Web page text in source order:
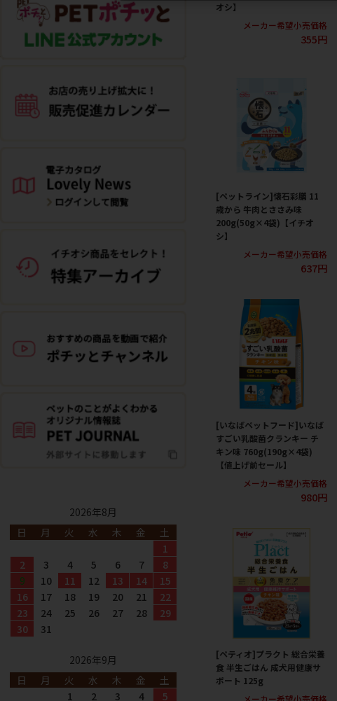
オシ】
メーカー希望小売価格
355円
[ペットライン]懐石彩膳 11
歳から 牛肉とささみ味
200g(50g×4袋)【イチオ
シ】
メーカー希望小売価格
637円
[いなばペットフード]いなば
すごい乳酸菌クランキー チ
キン味 760g(190g×4袋)
【値上げ前セール】
メーカー希望小売価格
980円
[ペティオ]プラクト 総合栄養
食 半生ごはん 成犬用健康サ
ポート 125g
メーカー希望小売価格
2026年8月
日
月 火 水 木 金
土
1
2
3 4 5 6 7
8
9
10 11 12 13 14
15
16
17 18 19 20 21
22
23
24 25 26 27 28
29
30
31
2026年9月
日
月 火 水 木 金
土
1
2 3 4 5